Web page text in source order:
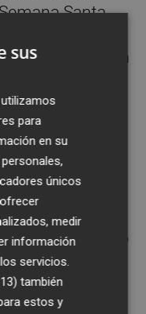
Santa,
a diferencia
tuvo lugar en
que los
de marzo se
algunas
en
algo más de
marzo cuando
10.000
sus
para
en su
únicos
medir
información
servicios.
también
estos y